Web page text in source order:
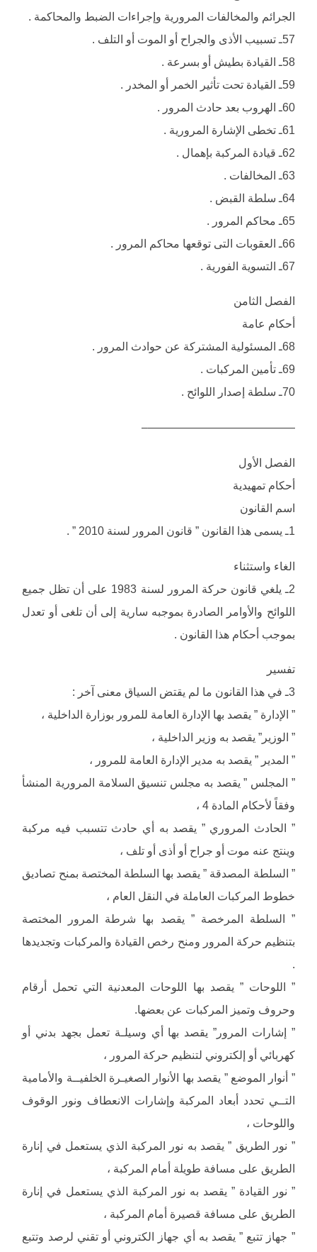
الجرائم والمخالفات المرورية وإجراءات الضبط والمحاكمة .
57ـ تسبيب الأذى والجراح أو الموت أو التلف .
58ـ القيادة بطيش أو بسرعة .
59ـ القيادة تحت تأثير الخمر أو المخدر .
60ـ الهروب بعد حادث المرور .
61ـ تخطى الإشارة المرورية .
62ـ قيادة المركبة بإهمال .
63ـ المخالفات .
64ـ سلطة القبض .
65ـ محاكم المرور .
66ـ العقوبات التى توقعها محاكم المرور .
67ـ التسوية الفورية .
الفصل الثامن
أحكام عامة
68ـ المسئولية المشتركة عن حوادث المرور .
69ـ تأمين المركبات .
70ـ سلطة إصدار اللوائح .
—————————————–
الفصل الأول
أحكام تمهيدية
اسم القانون
1ـ يسمى هذا القانون ” قانون المرور لسنة 2010 ” .
الغاء واستثناء
2ـ يلغي قانون حركة المرور لسنة 1983 على أن تظل جميع
اللوائح والأوامر الصادرة بموجبه سارية إلى أن تلغى أو تعدل
بموجب أحكام هذا القانون .
تفسير
3ـ في هذا القانون ما لم يقتض السياق معنى آخر :
” الإدارة ” يقصد بها الإدارة العامة للمرور بوزارة الداخلية ،
” الوزير” يقصد به وزير الداخلية ،
” المدير ” يقصد به مدير الإدارة العامة للمرور ،
” المجلس ” يقصد به مجلس تنسيق السلامة المرورية المنشأ
وفقاً لأحكام المادة 4 ،
” الحادث المروري ” يقصد به أي حادث تتسبب فيه مركبة
وينتج عنه موت أو جراح أو أذى أو تلف ،
” السلطة المصدقة ” يقصد بها السلطة المختصة بمنح تصاديق
خطوط المركبات العاملة في النقل العام ،
” السلطة المرخصة ” يقصد بها شرطة المرور المختصة
بتنظيم حركة المرور ومنح رخص القيادة والمركبات وتجديدها
.
” اللوحات ” يقصد بها اللوحات المعدنية التي تحمل أرقام
وحروف وتميز المركبات عن بعضها.
” إشارات المرور” يقصد بها أي وسيلـة تعمل بجهد بدني أو
كهربائي أو إلكتروني لتنظيم حركة المرور ،
” أنوار الموضع ” يقصد بها الأنوار الصغيـرة الخلفيــة والأمامية
التــي تحدد أبعاد المركبة وإشارات الانعطاف ونور الوقوف
واللوحات ،
” نور الطريق ” يقصد به نور المركبة الذي يستعمل في إنارة
الطريق على مسافة طويلة أمام المركبة ،
” نور القيادة ” يقصد به نور المركبة الذي يستعمل في إنارة
الطريق على مسافة قصيرة أمام المركبة ،
” جهاز تتبع ” يقصد به أي جهاز الكتروني أو تقني لرصد وتتبع